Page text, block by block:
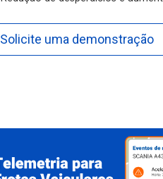
Solicite uma demonstração